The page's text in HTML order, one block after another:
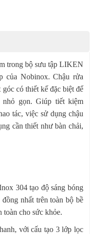
trong bộ sưu tập LIKEN
của Nobinox. Chậu rửa
góc có thiết kế đặc biệt để
gọn. Giúp tiết kiệm
tác, việc sử dụng chậu
cần thiết như bàn chải,
304 tạo độ sáng bóng
nhất trên toàn bộ bề
toàn cho sức khỏe.
với cấu tạo 3 lớp lọc